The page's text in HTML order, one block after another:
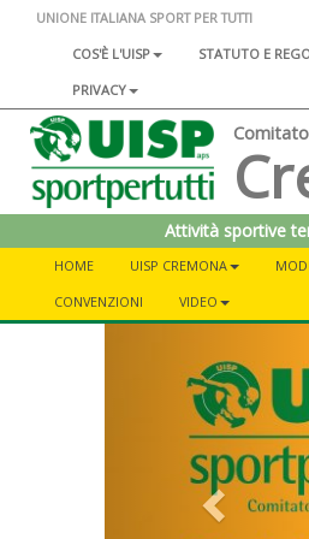
UNIONE ITALIANA SPORT PER TUTTI
COS'È L'UISP
STATUTO E
PRIVACY
Attività sportive
HOME UISP CREMONA
CONVENZIONI
VIDEO